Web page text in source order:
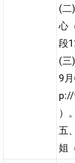
(二
心
段
(三
9
）。
五
姐